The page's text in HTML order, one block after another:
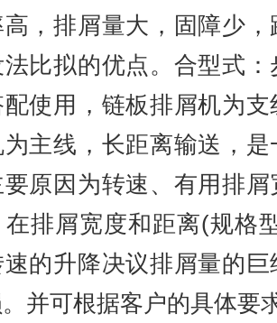
，排屑量大，固障少
比拟的优点。 合型式
使用，链板排屑机为
主线，长距离输送，
要原因为转速、有用排
排屑宽度和距离(规格
速的升降决议排屑量的
并可根据客户的具体要